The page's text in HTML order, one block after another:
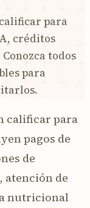
para
créditos
todos
para
calificar para
pagos de
de
atención de
nutricional